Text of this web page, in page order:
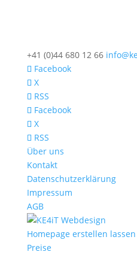
+41 (0)44 680 12 66
Facebook
X
RSS
Facebook
X
RSS
Über uns
Kontakt
Datenschutzerklärung
Impressum
AGB
Homepage erstellen lassen
Preise